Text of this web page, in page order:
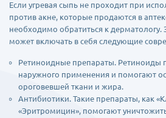
Если угревая сыпь не проходит при
против акне, которые продаются в
необходимо обратиться к дерматологу.
может включать в себя следующие
Ретиноидные препараты. Ретиноиды
наружного применения и помогают
ороговевшей ткани и жира.
Антибиотики. Такие препараты, как
«Эритромицин», помогают